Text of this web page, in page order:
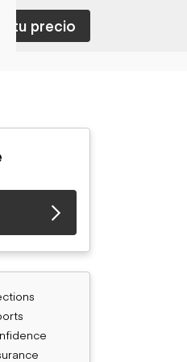
tu precio